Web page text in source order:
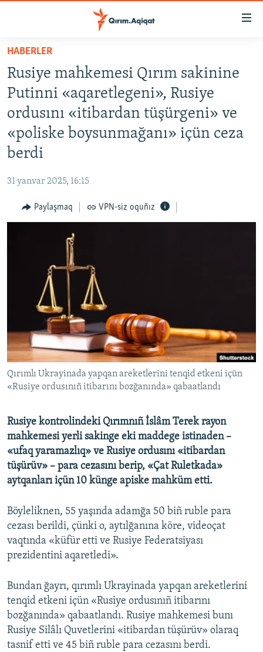
Esas
qaytmaq
Baş
navigatsiyağa
qaytmaq
Qıdıruvğa
qaytmaq
SİYASET
İQTİSADİYAT
CEMİYET
MEDENİYET
VİDEO
SÜRET
Русский
Українською
QOŞULIÑIZ!
RFE/RS bütün saytları
HABERLER
Rusiye mahkemesi Qırım sakinine
Putinni «aqaretlegeni», Rusiye
ordusını «itibardan tüşürgeni» ve
«poliske boysunmağanı» içün ceza
berdi
31 yanvar 2025, 16:15
Paylaşmaq VPN-siz oquñız
Qırımlı Ukrayinada yapqan areketlerini tenqid etkeni içün
«Rusiye ordusınıñ itibarını bozğanında» qabaatlandı
Rusiye kontrolindeki Qırımnıñ İslâm Terek rayon
mahkemesi yerli sakinge eki maddege istinaden –
«ufaq yaramazlıq» ve Rusiye ordusını «itibardan
tüşürüv» – para cezasını berip, «Çat Ruletkada»
aytqanları içün 10 künge apiske mahküm etti.
Böyleliknen, 55 yaşında adamğa 50 biñ ruble para
cezası berildi, çünki o, aytılğanına köre, videoçat
vaqtında «küfür etti ve Rusiye Federatsiyası
prezidentini aqaretledi».
Bundan ğayrı, qırımlı Ukrayinada yapqan areketlerini
tenqid etkeni içün «Rusiye ordusınıñ itibarını
bozğanında» qabaatlandı. Rusiye mahkemesi bunı
Rusiye Silâlı Quvetlerini «itibardan tüşürüv» olaraq
tasnif etti ve 45 biñ ruble para cezasını berdi.